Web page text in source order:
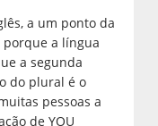
a um ponto da
a língua
a segunda
do plural é o
pessoas a
de YOU